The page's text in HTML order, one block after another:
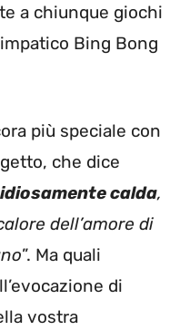
a chiunque giochi
Bing Bong
più speciale con
che dice
calda,
dell’amore di
”. Ma quali
di
vostra